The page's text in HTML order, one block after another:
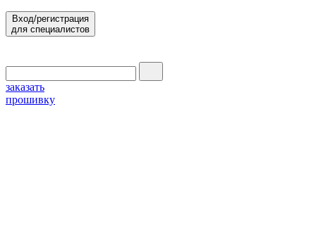
Вход/регистрация
для специалистов
заказать
прошивку